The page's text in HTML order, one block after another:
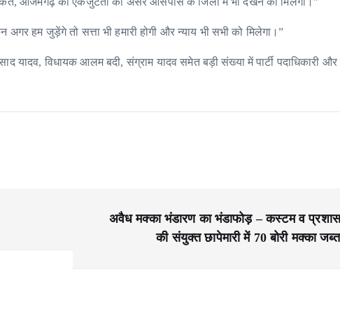
हम जुड़ेंगे तो सत्ता भी हमारी होगी और न्याय भी सभी को मिलेगा।”
यादव, विधायक आलम बदी, संग्राम यादव समेत बड़ी संख्या में पार्टी पदाधिकारी और
अवैध मक्का भंडारण का भंडाफोड़ – कस्टम व
की संयुक्त छापेमारी में 70 बोरी मक्का